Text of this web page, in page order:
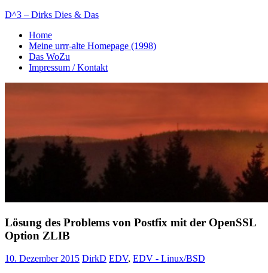
Zum
springen
D^3 – Dirks Dies & Das
Mein
Notizblog
Home
Meine urrr-alte Homepage (1998)
Das WoZu
Impressum / Kontakt
Lösung des Problems von Postfix mit der OpenSSL
Option ZLIB
10. Dezember 2015 DirkD EDV, EDV - Linux/BSD